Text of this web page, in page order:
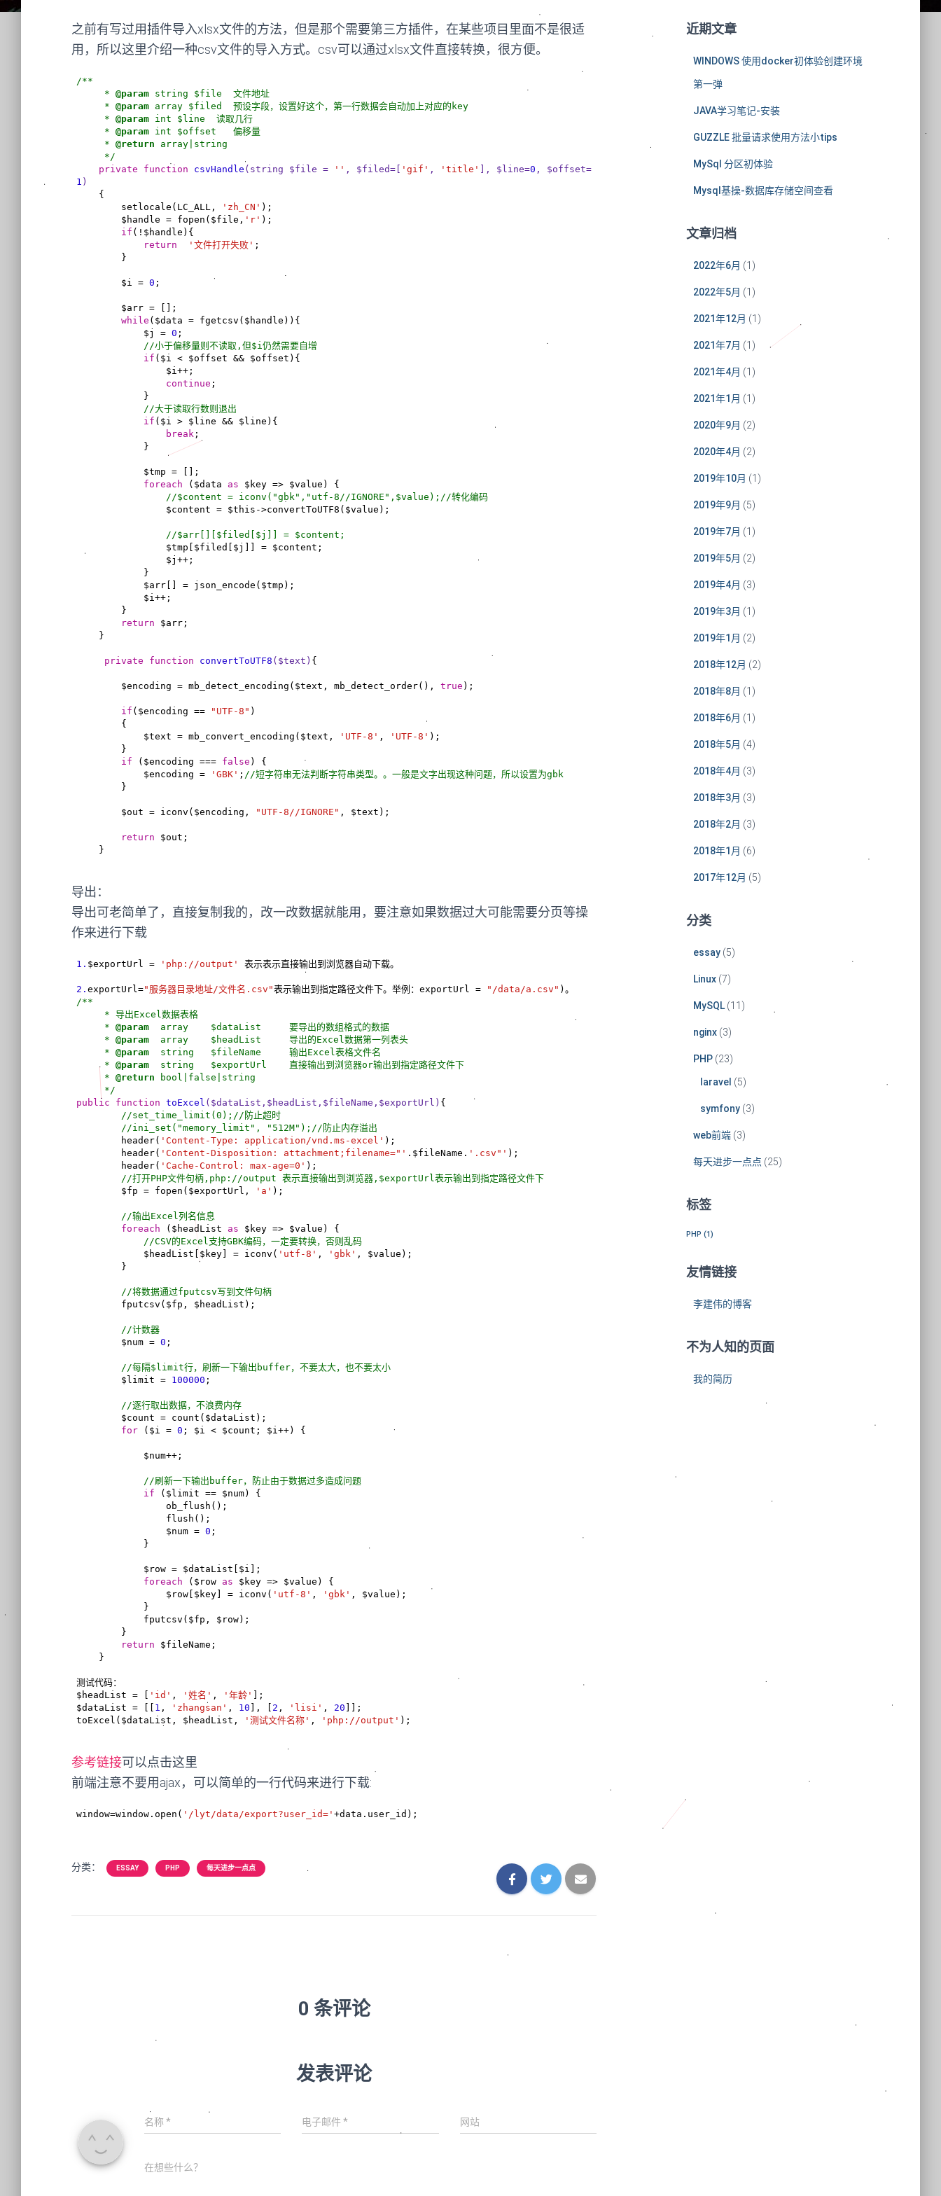
之前有写过用插件导入xlsx文件的方法，但是那个需要第三方插件，在某些项目里面不是很适
用，所以这里介绍一种csv文件的导入方式。csv可以通过xlsx文件直接转换，很方便。
/**
     *
@param string $file  文件地址
     *
@param array $filed  预设字段，设置好这个，第一行数据会自动加上对应的key
     *
@param int $line  读取几行
     *
@param int $offset   偏移量
     *
@return array|string
     */
private
function csvHandle (string $file = '' , $filed=[ 'gif' , 'title' ], $line=0 , $offset=
1 )
{
        setlocale(LC_ALL,
'zh_CN' );
        $handle = fopen($file,
'r' );
if (!$handle){
return
'文件打开失败' ;
        $i =
0 ;
while ($data = fgetcsv($handle)){
            $j =
0 ;
//小于偏移量则不读取,但$i仍然需要自增
if ($i < $offset && $offset){
continue ;
//大于读取行数则退出
if ($i > $line && $line){
break ;
foreach ($data as $key => $value) {
//$content = iconv("gbk","utf-8//IGNORE",$value);//转化编码
//$arr[][$filed[$j]] = $content;
return $arr;
private function convertToUTF8 ($text) {
        $encoding = mb_detect_encoding($text, mb_detect_order(),
true );
if ($encoding == "UTF-8" )
            $text = mb_convert_encoding($text,
'UTF-8' , 'UTF-8' );
if ($encoding === false ) {
            $encoding =
'GBK' ; //短字符串无法判断字符串类型。。一般是文字出现这种问题，所以设置为gbk
        $out = iconv($encoding,
"UTF-8//IGNORE" , $text);
return $out;
    }
导出：
导出可老简单了，直接复制我的，改一改数据就能用，要注意如果数据过大可能需要分页等操
作来进行下载
1. $exportUrl = 'php://output' 表示表示直接输出到浏览器自动下载。
2. exportUrl="服务器目录地址/文件名.csv"表示输出到指定路径文件下。举例：exportUrl = "/data/a.csv"
/**
     *
@param
  array    $dataList     要导出的数组格式的数据
     *
@param
  array    $headList     导出的Excel数据第一列表头
     *
@param
  string   $fileName     输出Excel表格文件名
     *
@param
  string   $exportUrl    直接输出到浏览器or输出到指定路径文件下
     *
@return bool|false|string
     */
public
function toExcel ($dataList,$headList,$fileName,$exportUrl) {
//set_time_limit(0);//防止超时
//ini_set("memory_limit", "512M");//防止内存溢出
        header(
'Content-Type: application/vnd.ms-excel' );
        header(
'Content-Disposition: attachment;filename="' .$fileName. '.csv"' );
        header(
'Cache-Control: max-age=0' );
//打开PHP文件句柄,php://output 表示直接输出到浏览器,$exportUrl表示输出到指定路径文件下
        $fp = fopen($exportUrl,
'a' );
//输出Excel列名信息
foreach ($headList as $key => $value) {
//CSV的Excel支持GBK编码，一定要转换，否则乱码
            $headList[$key] = iconv(
'utf-8' , 'gbk' , $value);
//将数据通过fputcsv写到文件句柄
//计数器
        $num =
0 ;
//每隔$limit行，刷新一下输出buffer，不要太大，也不要太小
        $limit =
100000 ;
//逐行取出数据，不浪费内存
for ($i = 0 ; $i < $count; $i++) {
//刷新一下输出buffer，防止由于数据过多造成问题
if ($limit == $num) {
                $num =
0 ;
foreach ($row as $key => $value) {
                $row[$key] = iconv(
'utf-8' , 'gbk' , $value);
return $fileName;
测试代码：
$headList = [ 'id' , '姓名' , '年龄' ];
$dataList = [[ 1 , 'zhangsan' , 10 ], [ 2 , 'lisi' , 20 ]];
toExcel($dataList, $headList,
'测试文件名称' , 'php://output' );
参考链接可以点击这里
前端注意不要用ajax，可以简单的一行代码来进行下载:
window=window.open( '/lyt/data/export?user_id=' +data.user_id);
分类： ESSAY PHP 每天进步一点点
0 条评论
发表评论
名称 * 电子邮件* 网站
在想些什么？
近期文章
WINDOWS 使用docker初体验创建环境
第一弹
JAVA学习笔记-安装
GUZZLE 批量请求使用方法小tips
MySql 分区初体验
Mysql基操-数据库存储空间查看
文章归档
2022年6月 (1)
2022年5月 (1)
2021年12月 (1)
2021年7月 (1)
2021年4月 (1)
2021年1月 (1)
2020年9月 (2)
2020年4月 (2)
2019年10月 (1)
2019年9月 (5)
2019年7月 (1)
2019年5月 (2)
2019年4月 (3)
2019年3月 (1)
2019年1月 (2)
2018年12月 (2)
2018年8月 (1)
2018年6月 (1)
2018年5月 (4)
2018年4月 (3)
2018年3月 (3)
2018年2月 (3)
2018年1月 (6)
2017年12月 (5)
分类
essay(5)
Linux(7)
MySQL(11)
nginx(3)
PHP(23)
laravel (5)
symfony(3)
web前端(3)
每天进步一点点 (25)
标签
PHP (1)
友情链接
李建伟的博客
不为人知的页面
我的简历